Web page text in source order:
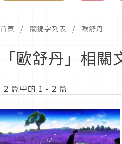
首頁 關鍵字列表 歐舒丹
「歐舒丹」相關
2 篇中的 1 - 2 篇